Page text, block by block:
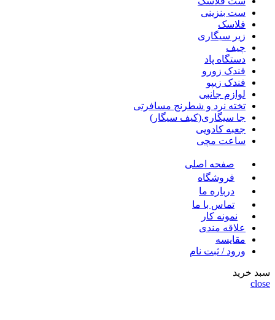
ست بنزینی
فلاسک
زیر سیگاری
چیف
دستگاه پاد
فندک زورو
فندک زیپو
لوازم جانبی
تخته نرد و شطرنج مسافرتی
جا سیگاری(کیف سیگار)
جعبه کادویی
ساعت مچی
صفحه اصلی
فروشگاه
درباره ما
تماس با ما
نمونه کار
علاقه مندی
مقايسه
ورود / ثبت نام
سبد خرید
close